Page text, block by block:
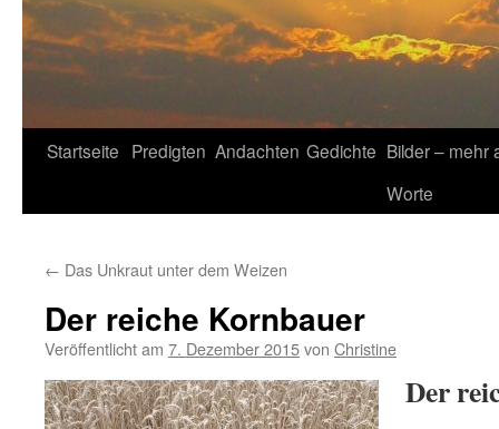
Startseite Predigten Andachten Gedichte Bilder – mehr
Worte
← Das Unkraut unter dem Weizen
Der reiche Kornbauer
Veröffentlicht am 7. Dezember 2015von Christine
Der